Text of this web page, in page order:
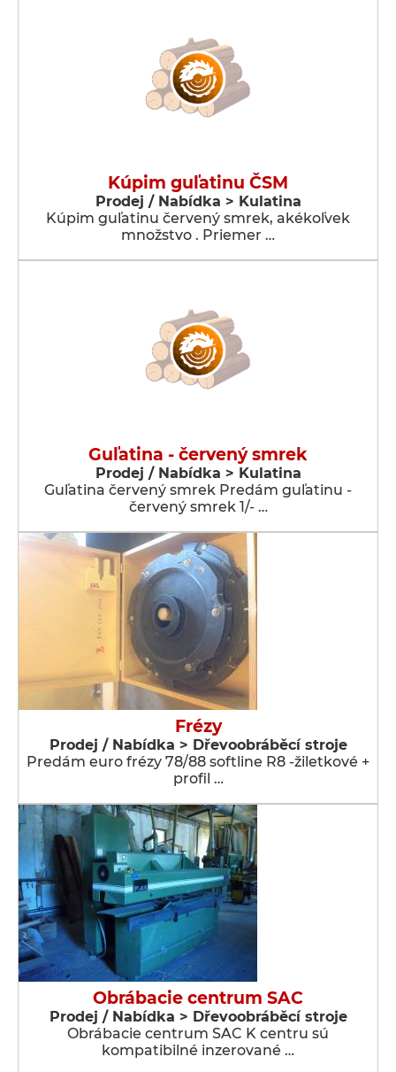
Kúpim guľatinu ČSM
Prodej / Nabídka > Kulatina
Kúpim guľatinu červený smrek, akékoľvek
množstvo . Priemer …
Guľatina - červený smrek
Prodej / Nabídka > Kulatina
Guľatina červený smrek Predám guľatinu -
červený smrek 1/- …
Frézy
Prodej / Nabídka > Dřevoobráběcí stroje
Predám euro frézy 78/88 softline R8 -žiletkové +
profil …
Obrábacie centrum SAC
Prodej / Nabídka > Dřevoobráběcí stroje
Obrábacie centrum SAC K centru sú
kompatibilné inzerované …